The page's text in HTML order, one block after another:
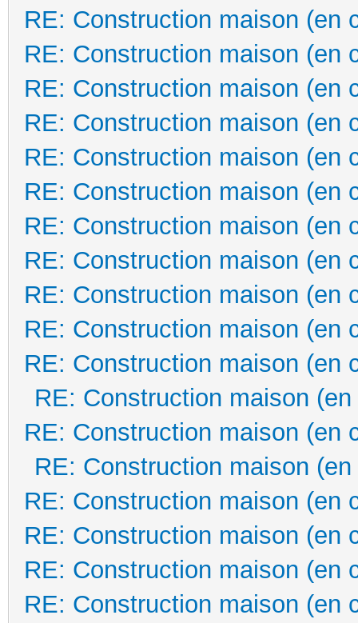
RE: Construction maison (en
RE: Construction maison (en
RE: Construction maison (en
RE: Construction maison (en
RE: Construction maison (en
RE: Construction maison (en
RE: Construction maison (en
RE: Construction maison (en
RE: Construction maison (en
RE: Construction maison (en
RE: Construction maison (en
RE: Construction maison
RE: Construction maison (en
RE: Construction maison
RE: Construction maison (en
RE: Construction maison (en
RE: Construction maison (en
RE: Construction maison (en